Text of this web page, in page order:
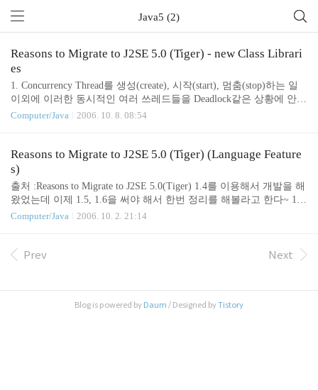
Java5 (2)
Reasons to Migrate to J2SE 5.0 (Tiger) - new Class Librari
es
1. Concurrency Thread를 생성(create), 시작(start), 멈춤(stop)하는 일
이외에 이러한 동시적인 여러 쓰레드들을 Deadlock같은 상황에 안빠
지게 쓰레드를 관리해주는 프레임웍을 java 1.5에서는 지원한다.java.
Scanner non-GUI 어플리케이션에서 즉, 콘솔에서 입력을 받는 것은
출력하는 것에 비해 꽤 까다롭다. java1.5에서는 System.in를 둘러싼
(wrapping)한 Scanner 클래스를 지원한다. 이 클래스는 간단하게 콘
솔에서 입력을 받고 간단한게 stri..
Computer/Java 2006. 10. 8. 08:54
Reasons to Migrate to J2SE 5.0 (Tiger) (Language Feature
s)
출처 :Reasons to Migrate to J2SE 5.0(Tiger) 1.4를 이용해서 개발을 해
왔었는데 이제 1.5, 1.6을 써야 해서 한번 정리를 해볼라고 한다~ 1. J
DSE1.5에서 추가된 점Laguage Features A. generics B. an enhanced for
===================================================
Computer/Java 2006. 10. 2. 21:14
Prev Next
Blog is powered by Daum / Designed byTistory